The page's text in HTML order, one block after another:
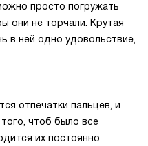
просто погружать
они не торчали. Крутая
в ней одно удовольствие,
отпечатки пальцев, и
чтоб было все
их постоянно